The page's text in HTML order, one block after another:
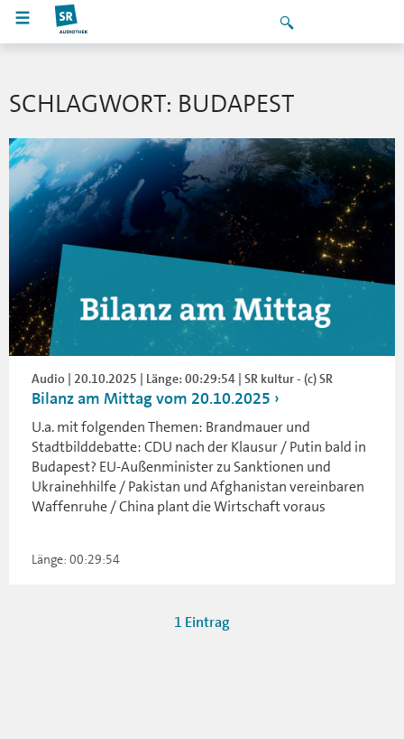
SCHLAGWORT: BUDAPEST
Audio | 20.10.2025 | Länge: 00:29:54 | SR kultur - (c) SR
Bilanz am Mittag vom 20.10.2025
U.a. mit folgenden Themen: Brandmauer und
Stadtbilddebatte: CDU nach der Klausur / Putin bald in
Budapest? EU-Außenminister zu Sanktionen und
Ukrainehhilfe / Pakistan und Afghanistan vereinbaren
Waffenruhe / China plant die Wirtschaft voraus
Länge: 00:29:54
1 Eintrag